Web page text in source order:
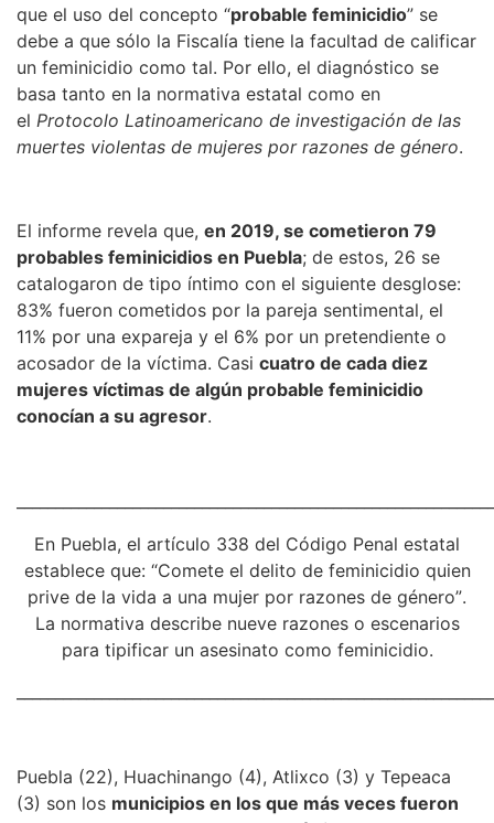
que el uso del concepto “probable feminicidio” se
debe a que sólo la Fiscalía tiene la facultad de calificar
un feminicidio como tal. Por ello, el diagnóstico se
basa tanto en la normativa estatal como en
el Protocolo Latinoamericano de investigación de las
muertes violentas de mujeres por razones de género.
El informe revela que, en 2019, se cometieron 79
probables feminicidios en Puebla; de estos, 26 se
catalogaron de tipo íntimo con el siguiente desglose:
83% fueron cometidos por la pareja sentimental, el
11% por una expareja y el 6% por un pretendiente o
acosador de la víctima. Casi cuatro de cada diez
mujeres víctimas de algún probable feminicidio
conocían a su agresor.
En Puebla, el artículo 338 del Código Penal estatal
establece que: “Comete el delito de feminicidio quien
prive de la vida a una mujer por razones de género”.
La normativa describe nueve razones o escenarios
para tipificar un asesinato como feminicidio.
Puebla (22), Huachinango (4), Atlixco (3) y Tepeaca
(3) son los municipios en los que más veces fueron